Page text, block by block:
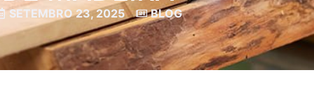
SETEMBRO 23, 2025 BLOG